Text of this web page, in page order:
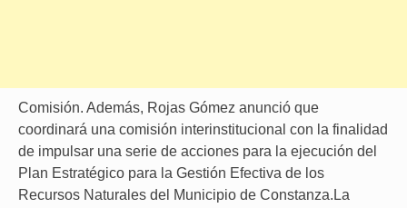
Comisión. Además, Rojas Gómez anunció que
coordinará una comisión interinstitucional con la finalidad
de impulsar una serie de acciones para la ejecución del
Plan Estratégico para la Gestión Efectiva de los
Recursos Naturales del Municipio de Constanza.La